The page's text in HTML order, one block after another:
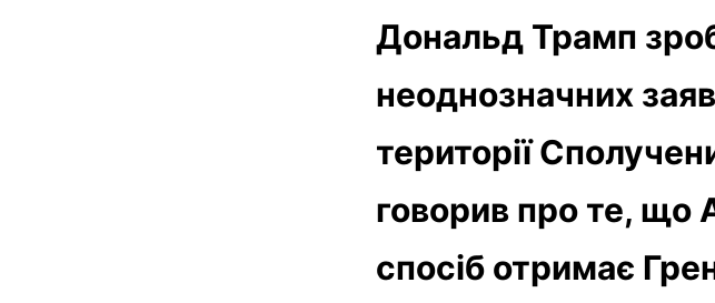
Дональд Трамп
неоднозначних
території
говорив про те, що
спосіб отримає